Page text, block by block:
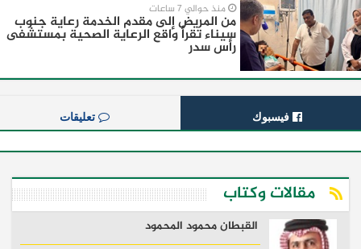
منذ حوالي 7 ساعات
من المريض إلى مقدم الخدمة رعاية جنوب
سيناء تقرأ واقع الرعاية الصحية بمستشفى
رأس سدر
فيسبوك تعليقات
مقالات وكتاب
القبطان محمود المحمود